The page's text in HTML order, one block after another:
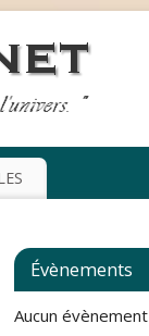
Évènements
Aucun évènement